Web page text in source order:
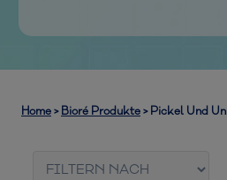
Home> Bioré Produkte> Pickel Und